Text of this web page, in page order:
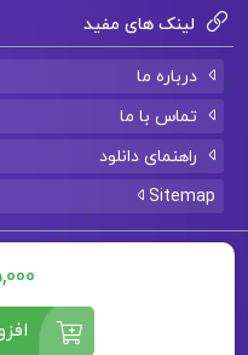
لینک های مفید
درباره ما
تماس با ما
راهنمای دانلود
Sitemap
تمامی حقوق برای25,000